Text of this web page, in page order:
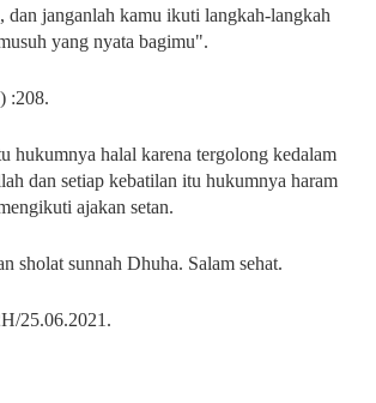
dan janganlah kamu ikuti langkah-langkah
yang nyata bagimu".
:208.
hukumnya halal karena tergolong kedalam
dan setiap kebatilan itu hukumnya haram
ajakan setan.
sholat sunnah Dhuha. Salam sehat.
25.06.2021.